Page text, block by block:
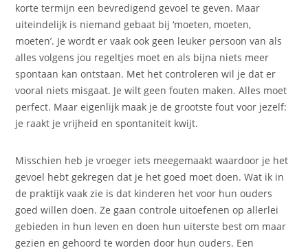
korte termijn een bevredigend gevoel te geven. Maar
uiteindelijk is niemand gebaat bij ‘moeten, moeten,
moeten’. Je wordt er vaak ook geen leuker persoon van als
alles volgens jou regeltjes moet en als bijna niets meer
spontaan kan ontstaan. Met het controleren wil je dat er
vooral niets misgaat. Je wilt geen fouten maken. Alles moet
perfect. Maar eigenlijk maak je de grootste fout voor jezelf:
je raakt je vrijheid en spontaniteit kwijt.
Misschien heb je vroeger iets meegemaakt waardoor je het
gevoel hebt gekregen dat je het goed moet doen. Wat ik in
de praktijk vaak zie is dat kinderen het voor hun ouders
goed willen doen. Ze gaan controle uitoefenen op allerlei
gebieden in hun leven en doen hun uiterste best om maar
gezien en gehoord te worden door hun ouders. Een